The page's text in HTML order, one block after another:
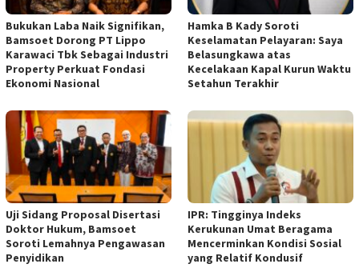
Bukukan Laba Naik Signifikan,
Bamsoet Dorong PT Lippo
Karawaci Tbk Sebagai Industri
Property Perkuat Fondasi
Ekonomi Nasional
Hamka B Kady Soroti
Keselamatan Pelayaran: Saya
Belasungkawa atas
Kecelakaan Kapal Kurun Waktu
Setahun Terakhir
Uji Sidang Proposal Disertasi
Doktor Hukum, Bamsoet
Soroti Lemahnya Pengawasan
Penyidikan
IPR: Tingginya Indeks
Kerukunan Umat Beragama
Mencerminkan Kondisi Sosial
yang Relatif Kondusif